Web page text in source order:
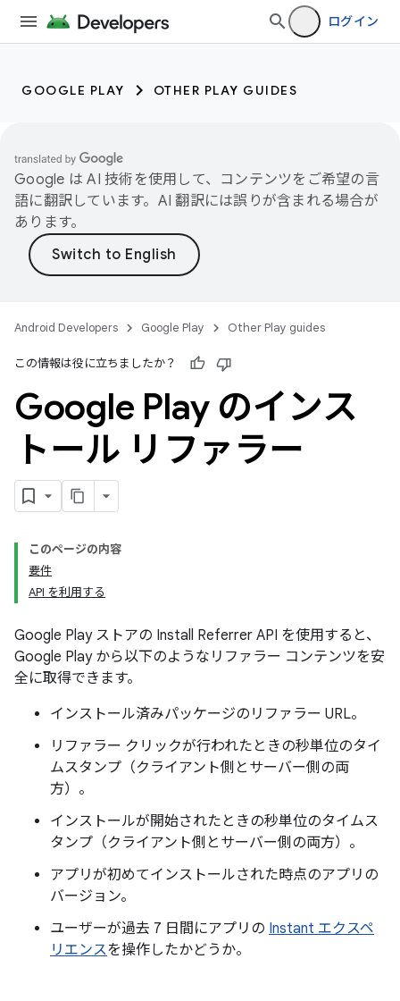
ログイン
GOOGLE PLAY OTHER PLAY GUIDES
Google は AI 技術を使用して、コンテンツをご希望の言
語に翻訳しています。AI 翻訳には誤りが含まれる場合が
あります。
Android Developers Google Play Other Play guides
この情報は役に立ちましたか？
Google Play のインス
トール リファラー
このページの内容
要件
API を利用する
Google Play ストアの Install Referrer API を使用すると、
Google Play から以下のようなリファラー コンテンツを安
全に取得できます。
インストール済みパッケージのリファラー URL。
リファラー クリックが行われたときの秒単位のタイ
ムスタンプ（クライアント側とサーバー側の両
方）。
インストールが開始されたときの秒単位のタイムス
タンプ（クライアント側とサーバー側の両方）。
アプリが初めてインストールされた時点のアプリの
バージョン。
ユーザーが過去 7 日間にアプリの Instant エクスペ
リエンスを操作したかどうか。